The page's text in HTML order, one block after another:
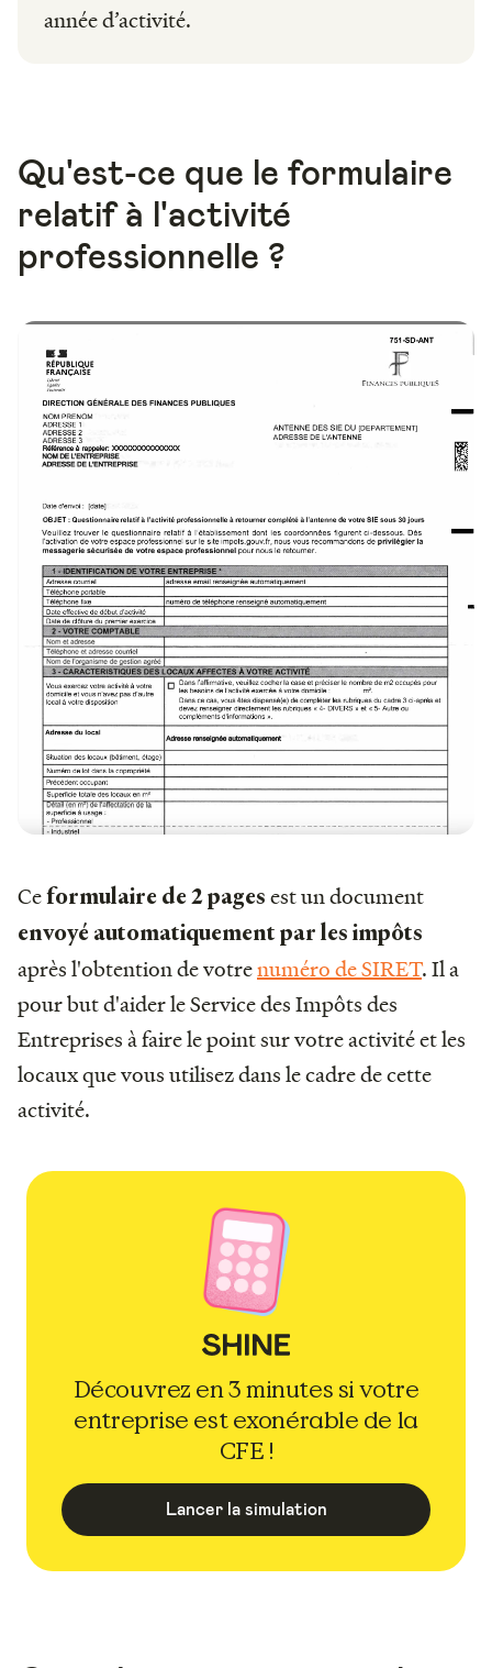
année d’activité.
Qu'est-ce que le formulaire
relatif à l'activité
professionnelle ?
Ceformulaire de 2 pages est un document
envoyé automatiquement par les impôts
après l'obtention de votrenuméro de SIRET. Il a
pour but d'aider le Service des Impôts des
Entreprises à faire le point sur votre activité et les
locaux que vous utilisez dans le cadre de cette
activité.
Découvrez en 3 minutes si votre
entreprise est exonérable de la
CFE !
Lancer la simulation